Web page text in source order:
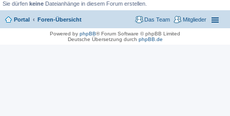
Sie dürfen keine Dateianhänge in diesem Forum erstellen.
Portal Foren-Übersicht Mitglieder
Das Team
Powered by phpBB® Forum Software © phpBB Limited
Deutsche Übersetzung durch phpBB.de